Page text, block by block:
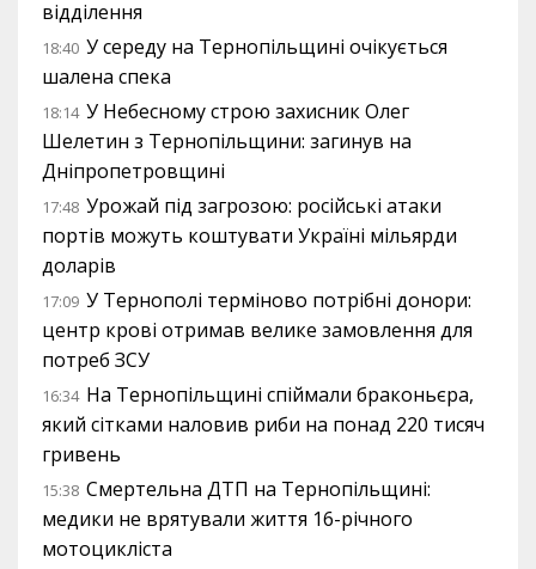
відділення
18:40 У середу на Тернопільщині очікується
шалена спека
18:14 У Небесному строю захисник Олег
Шелетин з Тернопільщини: загинув на
Дніпропетровщині
17:48 Урожай під загрозою: російські атаки
портів можуть коштувати Україні мільярди
доларів
17:09 У Тернополі терміново потрібні донори:
центр крові отримав велике замовлення для
потреб ЗСУ
16:34 На Тернопільщині спіймали браконьєра,
який сітками наловив риби на понад 220 тисяч
гривень
15:38 Смертельна ДТП на Тернопільщині:
медики не врятували життя 16-річного
мотоцикліста